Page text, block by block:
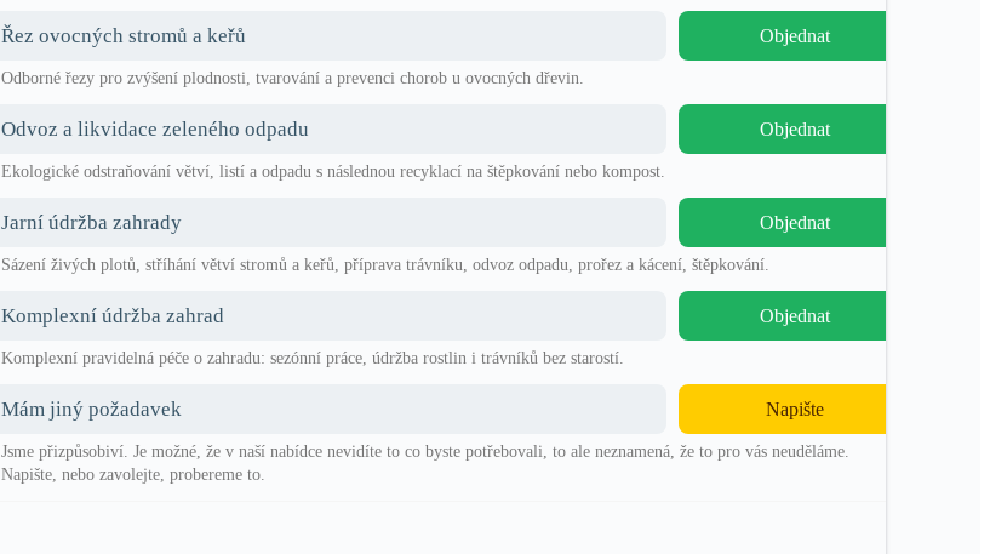
Řez ovocných stromů a keřů Objednat
Odborné řezy pro zvýšení plodnosti, tvarování a prevenci chorob u ovocných dřevin.
Odvoz a likvidace zeleného odpadu Objednat
Ekologické odstraňování větví, listí a odpadu s následnou recyklací na štěpkování nebo kompost.
Jarní údržba zahrady Objednat
Sázení živých plotů, stříhání větví stromů a keřů, příprava trávníku, odvoz odpadu, prořez a kácení, štěpkování.
Komplexní údržba zahrad Objednat
Komplexní pravidelná péče o zahradu: sezónní práce, údržba rostlin i trávníků bez starostí.
Mám jiný požadavek Napište
Jsme přizpůsobiví. Je možné, že v naší nabídce nevidíte to co byste potřebovali, to ale neznamená, že to pro vás neuděláme.
Napište, nebo zavolejte, probereme to.